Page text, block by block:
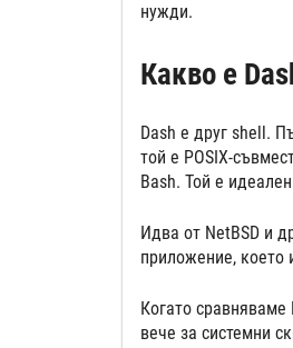
нужди.
Какво е
Dash е друг shell.
той е POSIX-
Bash. Той е
Идва от NetBSD и
приложение, което
Когато
вече за системни